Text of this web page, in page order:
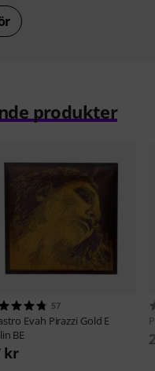
produkter
57
Evah Pirazzi Gold E
BE
kr